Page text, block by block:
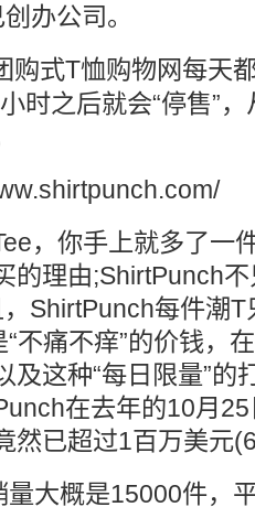
办公司。
购式T恤购物网每天
时之后就会“停售”，
，你手上就多了一
的理由;ShirtPunch
ShirtPunch每件潮
不痛不痒”的价钱，
及这种“每日限量”的
在去年的10月
然已超过1百万美元
量大概是15000件，